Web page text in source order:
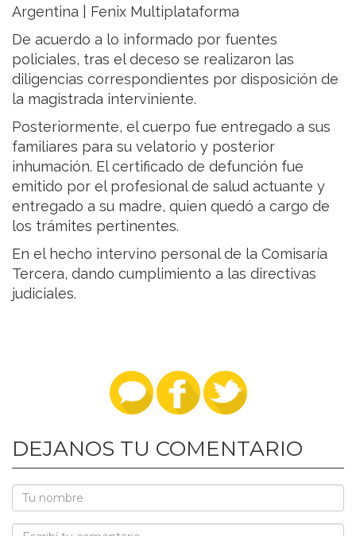
Argentina | Fenix Multiplataforma
De acuerdo a lo informado por fuentes
policiales, tras el deceso se realizaron las
diligencias correspondientes por disposición de
la magistrada interviniente.
Posteriormente, el cuerpo fue entregado a sus
familiares para su velatorio y posterior
inhumación. El certificado de defunción fue
emitido por el profesional de salud actuante y
entregado a su madre, quien quedó a cargo de
los trámites pertinentes.
En el hecho intervino personal de la Comisaría
Tercera, dando cumplimiento a las directivas
judiciales.
DEJANOS TU COMENTARIO